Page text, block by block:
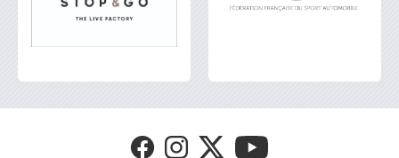
Visit Visit Visit
Visit